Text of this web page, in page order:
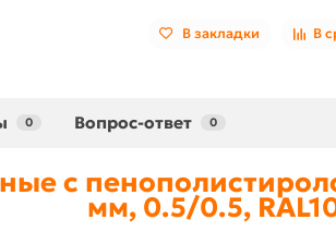
В закладки В
0 Вопрос-ответ 0
с
мм, 0.5/0.5,